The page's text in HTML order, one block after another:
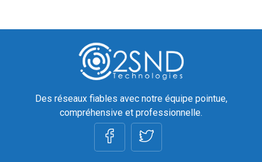
Des réseaux fiables avec notre équipe pointue,
compréhensive et professionnelle.